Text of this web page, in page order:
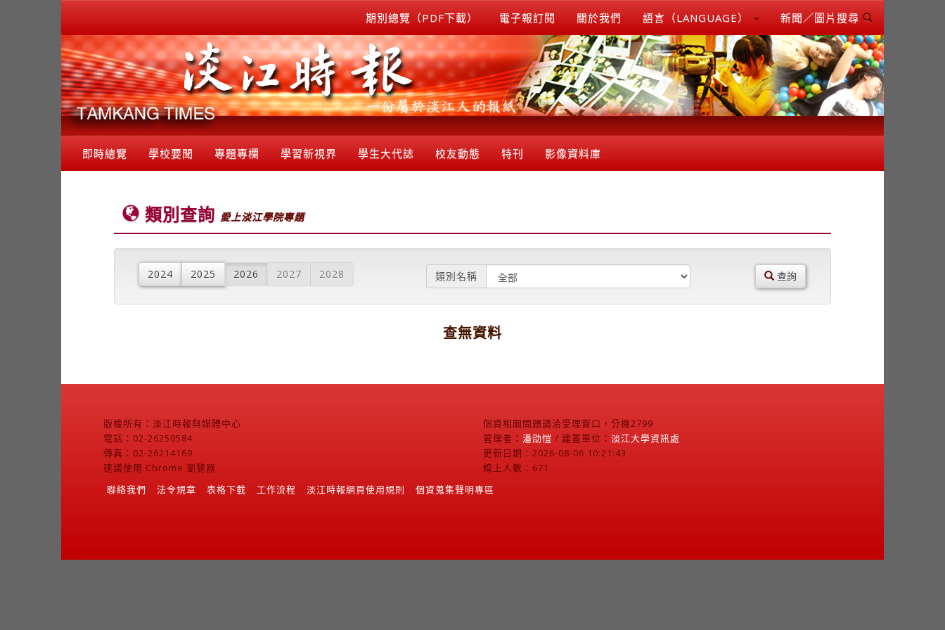
期別總覽（PDF下載） 電子報訂閱 關於我們 語言（LANGUAGE） 新聞／圖片搜尋
即時總覽 學校要聞 專題專欄 學習新視界 學生大代誌 校友動態 特刊 影像資料庫
類別查詢 愛上淡江學院專題
2024 2025 2026 2027 2028 類別名稱 查詢
查無資料
版權所有：淡江時報與媒體中心
電話：02-26250584
傳真：02-26214169
建議使用 Chrome 瀏覽器
個資相關問題請洽受理窗口，分機2799
管理者： 潘劭愷 / 建置單位： 淡江大學資訊處
更新日期：2026-08-06 10:21:43
線上人數：671
聯絡我們
法令規章 表格下載 工作流程 淡江時報網頁使用規則 個資蒐集聲明專區